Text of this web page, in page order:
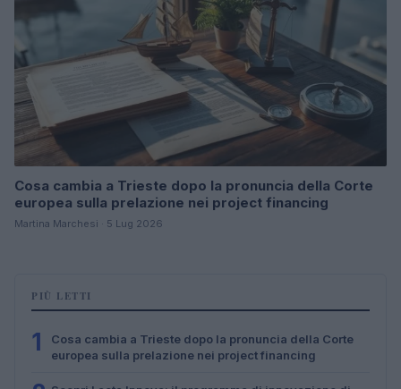
Cosa cambia a Trieste dopo la pronuncia della Corte
europea sulla prelazione nei project financing
Martina Marchesi · 5 Lug 2026
PIÙ LETTI
1
Cosa cambia a Trieste dopo la pronuncia della Corte
europea sulla prelazione nei project financing